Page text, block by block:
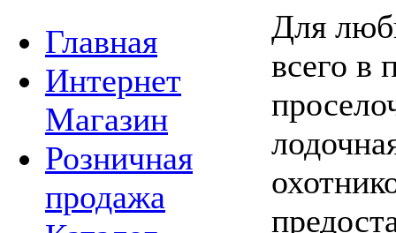
Главная
Интернет
Магазин
Розничная
продажа
Для
всего в